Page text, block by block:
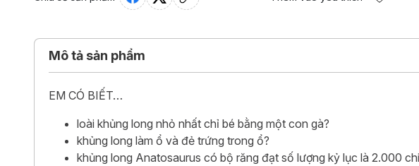
Mô tả sản phẩm
EM CÓ BIẾT…
loài khủng long nhỏ nhất chỉ bé bằng một con gà?
khủng long làm ổ và đẻ trứng trong ổ?
khủng long Anatosaurus có bộ răng đạt số lượng kỷ lục là 2.000